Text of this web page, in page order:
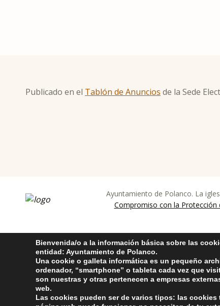
Publicado en el Tablón de Anuncios de la Sede
ayuntamiento de
AYUNTAMIENTO DE POLANCO
Ayuntamiento de Polanco. La
Compromiso con la Protección
Bienvenida/o a la información básica sobre las
entidad: Ayuntamiento de Polanco.
Una cookie o galleta informática es un pequeño
ordenador, “smartphone” o tableta cada vez que
son nuestras y otras pertenecen a empresas
web.
Las cookies pueden ser de varios tipos: las